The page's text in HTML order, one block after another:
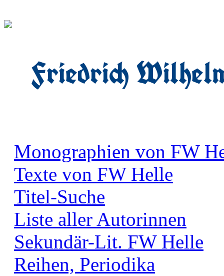
Friedrich
Monographien von FW
Texte von FW Helle
Titel-Suche
Liste aller Autorinnen
Sekundär-Lit. FW Helle
Reihen, Periodika